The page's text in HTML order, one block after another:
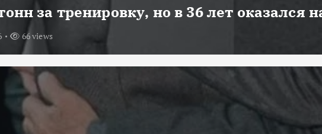
за тренировку, но в 36 лет оказался
66 views